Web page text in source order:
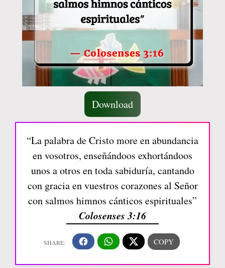
Download
“La palabra de Cristo more en abundancia
en vosotros, enseñándoos exhortándoos
unos a otros en toda sabiduría, cantando
con gracia en vuestros corazones al Señor
con salmos himnos cánticos espirituales”
Colosenses 3:16